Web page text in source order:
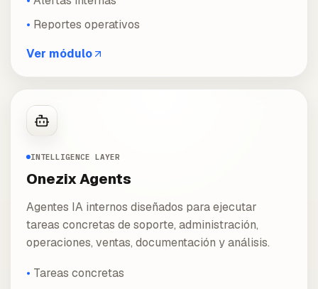
Reportes operativos
Ver módulo
INTELLIGENCE LAYER
Onezix Agents
Agentes IA internos diseñados para ejecutar
tareas concretas de soporte, administración,
operaciones, ventas, documentación y análisis.
Tareas concretas